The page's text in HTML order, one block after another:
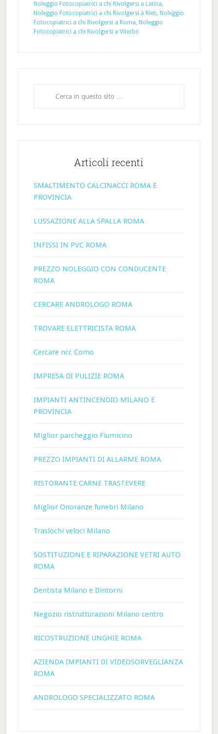
Noleggio Fotocopiatrici a chi Rivolgersi a Latina,
Noleggio Fotocopiatrici a chi Rivolgersi a Rieti, Noleggio
Fotocopiatrici a chi Rivolgersi a Roma, Noleggio
Fotocopiatrici a chi Rivolgersi a Viterbo
Articoli recenti
SMALTIMENTO CALCINACCI ROMA E
PROVINCIA
LUSSAZIONE ALLA SPALLA ROMA
INFISSI IN PVC ROMA
PREZZO NOLEGGIO CON CONDUCENTE
ROMA
CERCARE ANDROLOGO ROMA
TROVARE ELETTRICISTA ROMA
Cercare ncc Como
IMPRESA DI PULIZIE ROMA
IMPIANTI ANTINCENDIO MILANO E
PROVINCIA
Miglior parcheggio Fiumicino
PREZZO IMPIANTI DI ALLARME ROMA
RISTORANTE CARNE TRASTEVERE
Miglior Onoranze funebri Milano
Traslochi veloci Milano
SOSTITUZIONE E RIPARAZIONE VETRI AUTO
ROMA
Dentista Milano e Dintorni
Negozio ristrutturazioni Milano centro
RICOSTRUZIONE UNGHIE ROMA
AZIENDA IMPIANTI DI VIDEOSORVEGLIANZA
ROMA
ANDROLOGO SPECIALIZZATO ROMA